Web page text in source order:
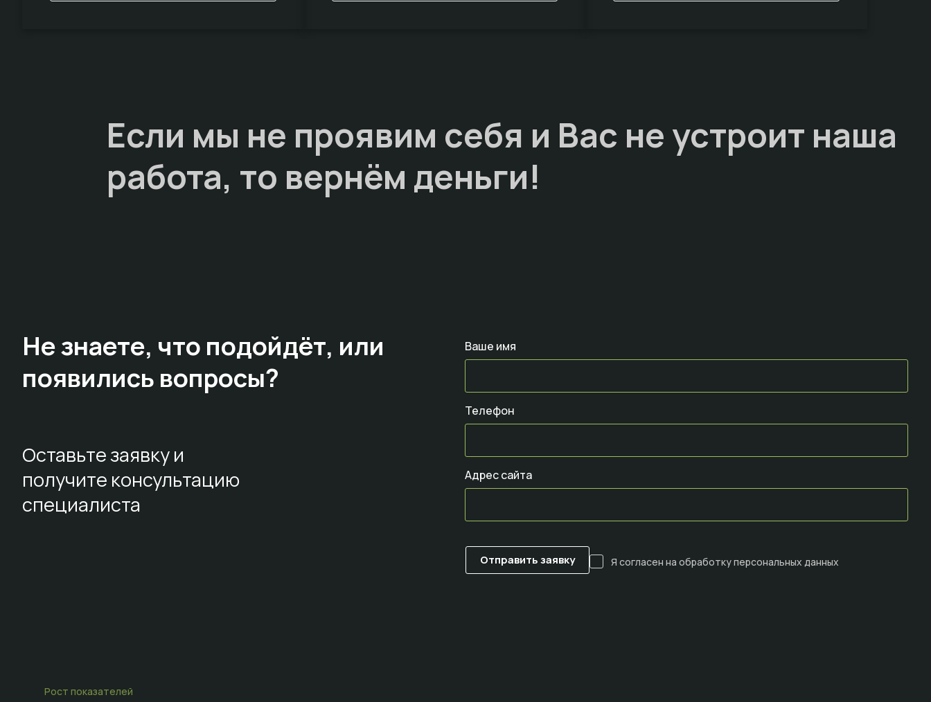
Если мы не проявим себя и Вас не устроит наша
работа, то вернём деньги!
Оставьте заявку и
получите консультацию
специалиста
Не знаете, что подойдёт, или
появились вопросы?
Ваше имя
Телефон
Адрес сайта
Я согласен на обработку персональных данных
Рост показателей